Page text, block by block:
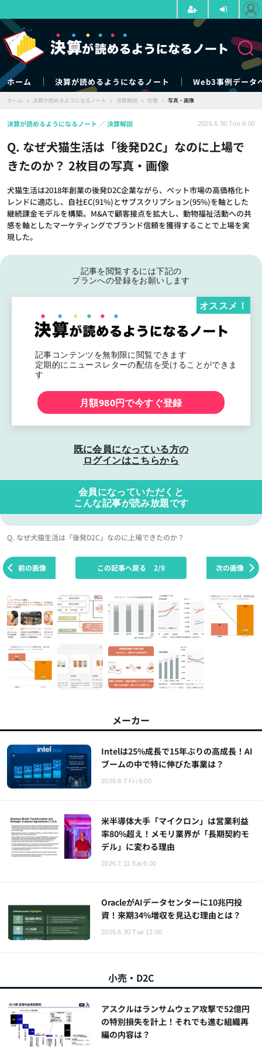
ホーム 決算が読めるようになるノート Web3事例データ
ホーム › 決算が読めるようになるノート › 決算解説 › 記事 › 写真・画像
Q. なぜ犬猫生活は「後発D2C」なのに上場で
きたのか？ 2枚目の写真・画像
犬猫生活は2018年創業の後発D2C企業ながら、ペット市場の高価格化ト
レンドに適応し、自社EC(91%)とサブスクリプション(95%)を軸とした
継続課金モデルを構築。M&Aで顧客接点を拡大し、動物福祉活動への共
感を軸としたマーケティングでブランド信頼を獲得することで上場を実
現した。
決算が読めるようになるノート 決算解説 2026.6.30 Tue 6:00
記事を閲覧するには下記の
プランへの登録をお願いします
記事コンテンツを無制限に閲覧できます
定期的にニュースレターの配信を受けることができま
す
オススメ！
月額980円で今すぐ登録
既に会員になっている方の
ログインはこちらから
会員になっていただくと
こんな記事が読み放題です
Q. なぜ犬猫生活は「後発D2C」なのに上場できたのか？
前の画像 次の画像
この記事へ戻る 2/9
メーカー
Intelは25%成長で15年ぶりの高成長！AI
ブームの中で特に伸びた事業は？
2026.8.7 Fri 6:00
米半導体大手「マイクロン」は営業利益
率80%超え！メモリ業界が「長期契約モ
デル」に変わる理由
2026.7.11 Sat 6:00
OracleがAIデータセンターに10兆円投
資！来期34%増収を見込む理由とは？
2026.6.30 Tue 12:00
小売・D2C
アスクルはランサムウェア攻撃で52億円
の特別損失を計上！それでも進む組織再
編の内容は？